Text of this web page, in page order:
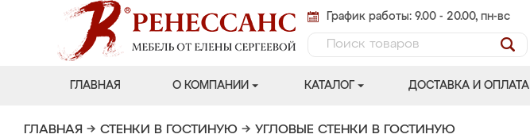
График работы: 9.00 - 20.00, пн-вс
ГЛАВНАЯ О КОМПАНИИ КАТАЛОГ ДОСТАВКА И ОПЛАТА
ГЛАВНАЯ → СТЕНКИ В ГОСТИНУЮ → УГЛОВЫЕ СТЕНКИ В ГОСТИНУЮ